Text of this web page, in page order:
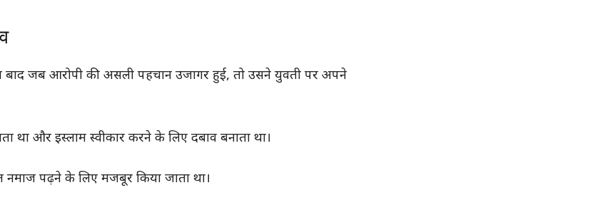
जब आरोपी की असली पहचान उजागर हुई, तो उसने युवती पर अपने
था और इस्लाम स्वीकार करने के लिए दबाव बनाता था।
नमाज पढ़ने के लिए मजबूर किया जाता था।